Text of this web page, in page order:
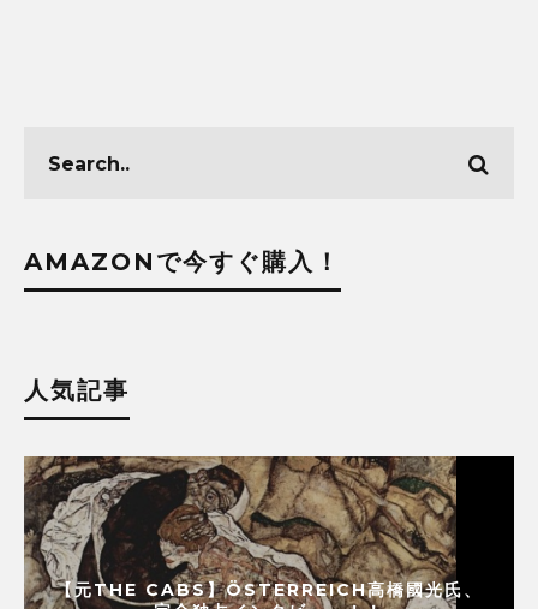
AMAZONで今すぐ購入！
人気記事
【元THE CABS】ÖSTERREICH高橋國光氏、